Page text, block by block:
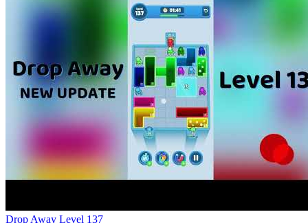
Level 137